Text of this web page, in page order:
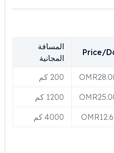
Price/
المسافة
المجانية
OMR 200 كم
OMR 1200 كم
OMR 4000 كم